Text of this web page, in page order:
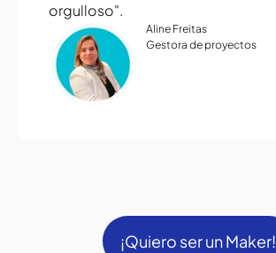
orgulloso".
Aline Freitas
Gestora de proyectos
¡Quiero ser un Maker!